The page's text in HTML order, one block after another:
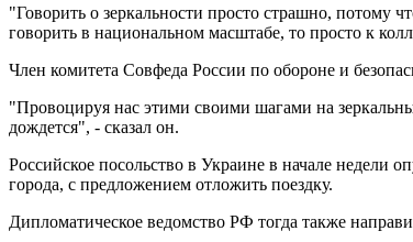
"Говорить о зеркальности просто страшно, потому
говорить в национальном масштабе, то просто к
Член комитета Совфеда России по обороне и
"Провоцируя нас этими своими шагами на
дождется", - сказал он.
Российское посольство в Украине в начале недели
города, с предложением отложить поездку.
Дипломатическое ведомство РФ тогда также